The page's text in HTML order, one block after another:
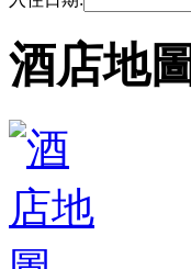
酒店地圖